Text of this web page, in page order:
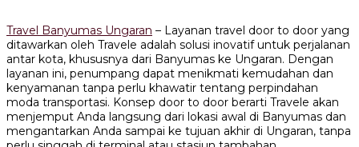
Travel Banyumas Ungaran – Layanan travel door to door yang
ditawarkan oleh Travele adalah solusi inovatif untuk perjalanan
antar kota, khususnya dari Banyumas ke Ungaran. Dengan
layanan ini, penumpang dapat menikmati kemudahan dan
kenyamanan tanpa perlu khawatir tentang perpindahan
moda transportasi. Konsep door to door berarti Travele akan
menjemput Anda langsung dari lokasi awal di Banyumas dan
mengantarkan Anda sampai ke tujuan akhir di Ungaran, tanpa